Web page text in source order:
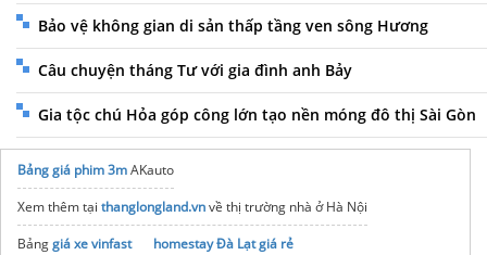
Bảo vệ không gian di sản thấp tầng ven sông Hương
Câu chuyện tháng Tư với gia đình anh Bảy
Gia tộc chú Hỏa góp công lớn tạo nền móng đô thị Sài Gòn
Bảng giá phim 3mAKauto
Xem thêm tại thanglongland.vnvề thị trường nhà ở Hà Nội
Bảnggiá xe vinfast
homestay Đà Lạt giá rẻ